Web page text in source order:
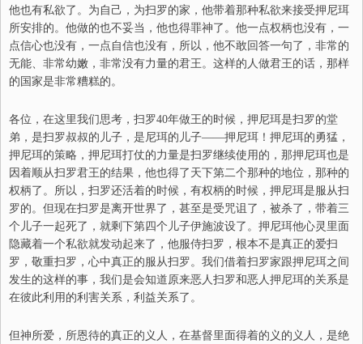
他也有私欲了。为自己，为扫罗的家，他带着那种私欲来接受押尼珥
所安排的。他做的也不妥当，他也得罪神了。他一点权柄也没有，一
点信心也没有，一点自信也没有，所以，他不敢回答一句了，非常的
无能、非常幼嫩，非常没有力量的君王。这样的人做君王的话，那样
的国家是非常糟糕的。
各位，在这里我们思考，扫罗40年做王的时候，押尼珥是扫罗的堂
弟，是扫罗叔叔的儿子，是尼珥的儿子——押尼珥！押尼珥的勇猛，
押尼珥的策略，押尼珥打仗的力量是扫罗继续使用的，那押尼珥也是
因着顺从扫罗君王的结果，他也得了天下第二个那种的地位，那种的
权柄了。所以，扫罗还活着的时候，有权柄的时候，押尼珥是服从扫
罗的。但现在扫罗是离开世界了，甚至是受咒诅了，被杀了，带着三
个儿子一起死了，就剩下第四个儿子伊施波设了。押尼珥他心灵里面
隐藏着一个私欲就发动起来了 ， 他服侍扫罗，根本不是真正的爱扫
罗，敬重扫罗，心中真正的服从扫罗。我们借着扫罗家跟押尼珥之间
发生的这样的事，我们是会知道原来恶人扫罗和恶人押尼珥的关系是
在彼此利用的利害关系，利益关系了。
但神所爱，所恩待的真正的义人，在基督里面得着的义的义人，是绝